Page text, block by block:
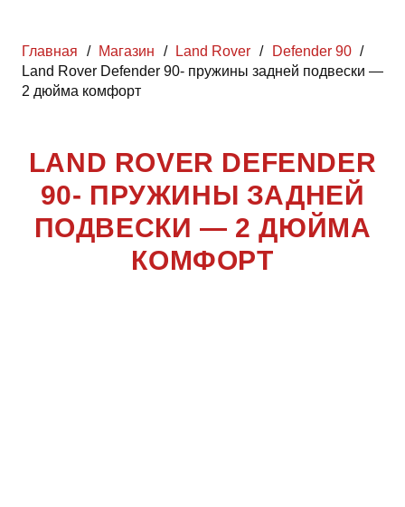
Главная / Магазин / Land Rover / Defender 90 /
Land Rover Defender 90- пружины задней подвески —
2 дюйма комфорт
LAND ROVER DEFENDER
90- ПРУЖИНЫ ЗАДНЕЙ
ПОДВЕСКИ — 2 ДЮЙМА
КОМФОРТ